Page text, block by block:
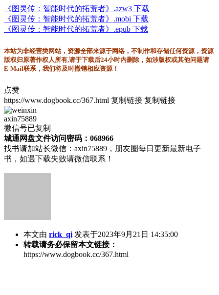
《图灵传：智能时代的拓荒者》.azw3 下载
《图灵传：智能时代的拓荒者》.mobi 下载
《图灵传：智能时代的拓荒者》.epub 下载
本站为非经营类网站，资源全部来源于网络，不制作和存储任何资源，资源
版权归原著作权人所有,请于下载后24小时内删除，如涉版权或其他问题请
E-Mail联系，我们将及时撤销相应资源！
点赞
https://www.dogbook.cc/367.html 复制链接 复制链接
axin75889
微信号已复制
城通网盘文件访问密码：068966
找书请加站长微信：axin75889，朋友圈每日更新最新电子
书，如遇下载失败请微信联系！
本文由 rick_qi 发表于2023年9月21日 14:35:00
转载请务必保留本文链接：
https://www.dogbook.cc/367.html